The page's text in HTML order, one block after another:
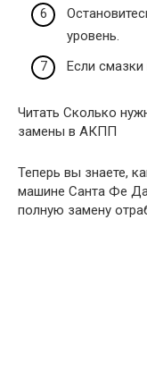
уровень.
Если смазки
Читать Сколько
замены в АКПП
Теперь вы знаете,
машине Санта Фе
полную замену